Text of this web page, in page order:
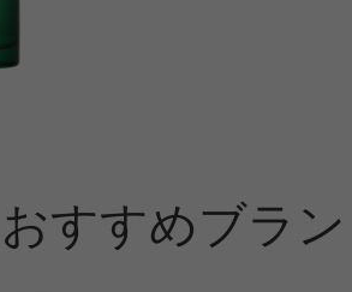
おすすめブラ